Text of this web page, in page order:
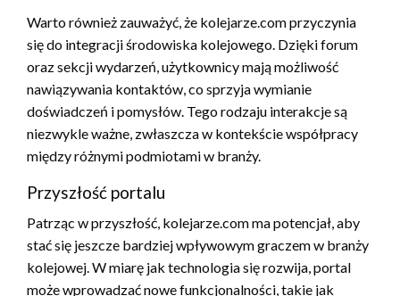
Warto również zauważyć, że kolejarze.com przyczynia
się do integracji środowiska kolejowego. Dzięki forum
oraz sekcji wydarzeń, użytkownicy mają możliwość
nawiązywania kontaktów, co sprzyja wymianie
doświadczeń i pomysłów. Tego rodzaju interakcje są
niezwykle ważne, zwłaszcza w kontekście współpracy
między różnymi podmiotami w branży.
Przyszłość portalu
Patrząc w przyszłość, kolejarze.com ma potencjał, aby
stać się jeszcze bardziej wpływowym graczem w branży
kolejowej. W miarę jak technologia się rozwija, portal
może wprowadzać nowe funkcjonalności, takie jak